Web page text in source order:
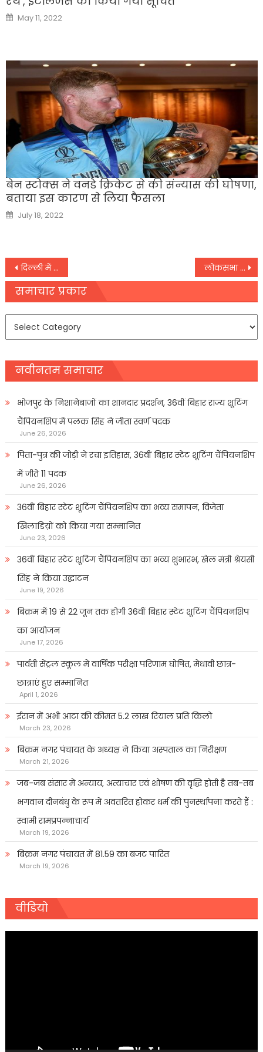
Posted
on
May 11, 2022
बेन स्टोक्स ने वनडे क्रिकेट से की संन्यास की घोषणा,
बताया इस कारण से लिया फैसला
Posted
on
July 18, 2022
Post
navigation
दिल्ली में रिश्तों का कत्लशादी से इनकार पर मिली मौत भाई ने सिर पर लोहे की रॉड मार कर दी हत्या लोकसभा चुनाव: BJP ने कसी कमर जेपी नड्डा ने बनाई अपनी नई टीम; रमन सिंह-वसुंधरा राजे बने उपाध्यक्ष
समाचार प्रकार
समाचार
नवीनतम समाचार
भोजपुर के निशानेबाजों का शानदार प्रदर्शन, 36वीं बिहार राज्य शूटिंग
चैंपियनशिप में पलक सिंह ने जीता स्वर्ण पदक
June 26, 2026
पिता-पुत्र की जोड़ी ने रचा इतिहास, 36वीं बिहार स्टेट शूटिंग चैंपियनशिप
में जीते 11 पदक
June 26, 2026
36वीं बिहार स्टेट शूटिंग चैंपियनशिप का भव्य समापन, विजेता
खिलाडिय़ों को किया गया सम्मानित
June 23, 2026
36वीं बिहार स्टेट शूटिंग चैंपियनशिप का भव्य शुभारंभ, खेल मंत्री श्रेयसी
सिंह ने किया उद्घाटन
June 19, 2026
बिक्रम में 19 से 22 जून तक होगी 36वीं बिहार स्टेट शूटिंग चैंपियनशिप
का आयोजन
June 17, 2026
पार्वती सेंट्रल स्कूल में वार्षिक परीक्षा परिणाम घोषित, मेधावी छात्र-
छात्राएं हुए सम्मानित
April 1, 2026
ईरान में अभी आटा की कीमत 5.2 लाख रियाल प्रति किलो
March 23, 2026
बिक्रम नगर पंचायत के अध्यक्ष ने किया अस्पताल का निरीक्षण
March 21, 2026
जब-जब संसार में अन्याय, अत्याचार एवं शोषण की वृद्धि होती है तब-तब
भगवान दीनबंधु के रूप में अवतरित होकर धर्म की पुनर्स्थापना करते हैं :
स्वामी रामप्रपन्नाचार्य
March 19, 2026
बिक्रम नगर पंचायत में 81.59 का बजट पारित
March 19, 2026
वीडियो